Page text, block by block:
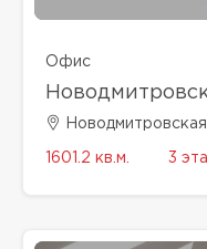
Офис
Новодмитровская
1601.2 кв.м. 3